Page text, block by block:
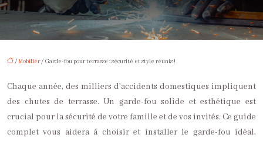
/Mobilier/ Garde-fou pour terrasse : sécurité et style réunis !
Chaque année, des milliers d’accidents domestiques impliquent
des chutes de terrasse. Un garde-fou solide et esthétique est
crucial pour la sécurité de votre famille et de vos invités. Ce guide
complet vous aidera à choisir et installer le garde-fou idéal,